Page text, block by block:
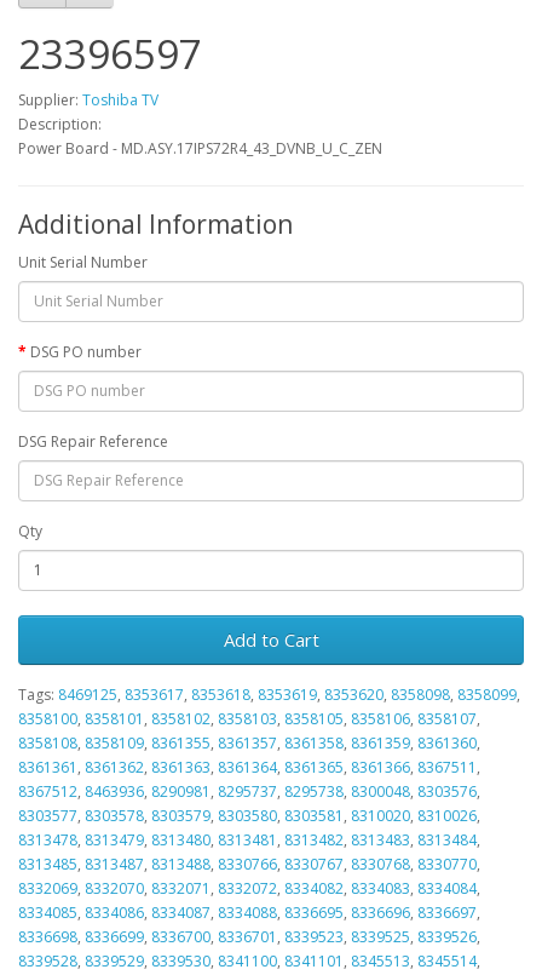
23396597
Supplier: Toshiba TV
Description:
Power Board - MD.ASY.17IPS72R4_43_DVNB_U_C_ZEN
Additional Information
Unit Serial Number
DSG PO number
DSG Repair Reference
Qty
Add to Cart
Tags: 8469125, 8353617, 8353618, 8353619, 8353620, 8358098, 8358099,
8358100, 8358101 , 8358102, 8358103, 8358105, 8358106, 8358107,
8358108, 8358109, 8361355, 8361357, 8361358, 8361359, 8361360,
8361361 , 8361362, 8361363, 8361364, 8361365, 8361366, 8367511 ,
8367512, 8463936, 8290981 , 8295737, 8295738, 8300048, 8303576,
8303577, 8303578, 8303579, 8303580, 8303581 , 8310020, 8310026,
8313478, 8313479, 8313480, 8313481 , 8313482, 8313483, 8313484,
8313485, 8313487, 8313488, 8330766, 8330767, 8330768, 8330770,
8332069, 8332070, 8332071 , 8332072, 8334082, 8334083, 8334084,
8334085, 8334086, 8334087, 8334088, 8336695, 8336696, 8336697,
8336698, 8336699, 8336700, 8336701 , 8339523, 8339525, 8339526,
8339528, 8339529, 8339530, 8341100, 8341101 , 8345513, 8345514,